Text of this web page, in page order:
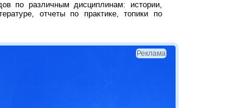
по различным дисциплинам: истории,
отчеты по практике, топики по
Реклама